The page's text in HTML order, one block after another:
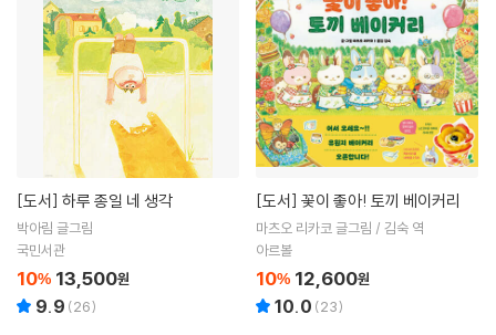
[도서] 하루 종일 네 생각
박아림 글그림
국민서관
10% 13,500원
9.9 (26)
[도서] 꽃이 좋아! 토끼 베이커리
마츠오 리카코 글그림 / 김숙 역
아르볼
10% 12,600원
10.0 (23)